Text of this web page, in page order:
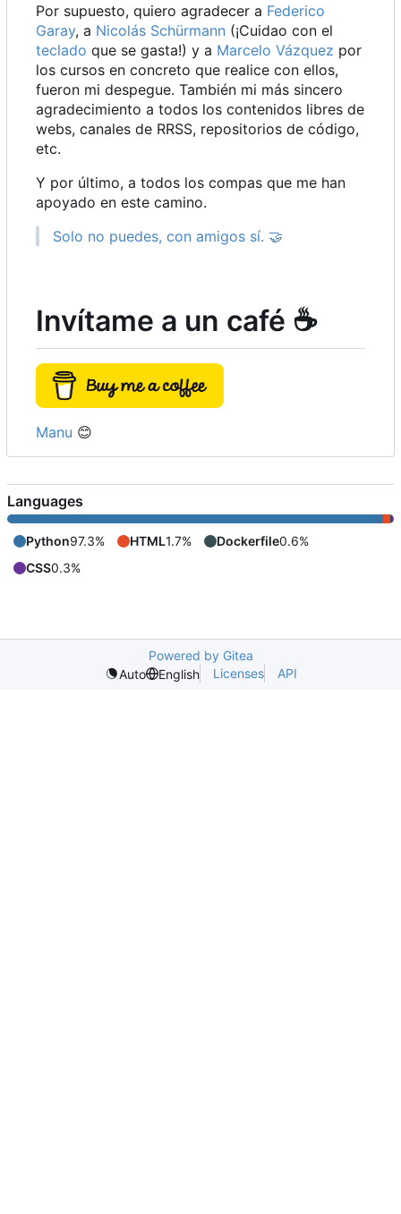
Por supuesto, quiero agradecer a Federico
Garay, a Nicolás Schürmann (¡Cuidao con el
teclado que se gasta!) y a Marcelo Vázquez por
los cursos en concreto que realice con ellos,
fueron mi despegue. También mi más sincero
agradecimiento a todos los contenidos libres de
webs, canales de RRSS, repositorios de código,
etc.
Y por último, a todos los compas que me han
apoyado en este camino.
Solo no puedes, con amigos sí. 🤝
Invítame a un café ☕
Manu 😊
Languages
Python97.3% HTML1.7% Dockerfile0.6%
CSS0.3%
Powered by Gitea
Auto
English Licenses API